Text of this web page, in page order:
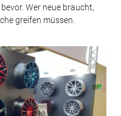
Wer neue braucht,
greifen müssen.